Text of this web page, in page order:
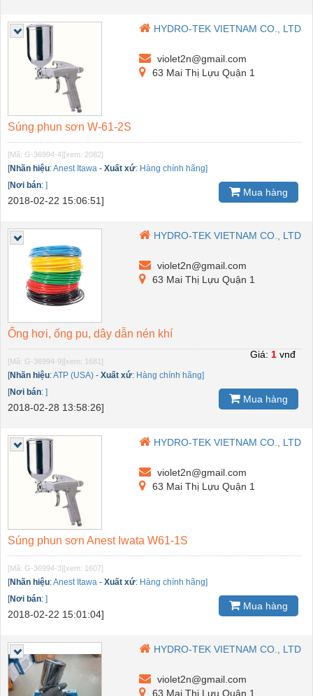
HYDRO-TEK VIETNAM CO., LTD
violet2n@gmail.com
63 Mai Thị Lựu Quận 1
Súng phun sơn W-61-2S
[Mã: G-36994-4][xem: 2082]
[Nhãn hiệu:Anest Itawa - Xuất xứ: Hàng chính hãng]
[Nơi bán: ]
2018-02-22 15:06:51]
Mua hàng
HYDRO-TEK VIETNAM CO., LTD
violet2n@gmail.com
63 Mai Thị Lựu Quận 1
Ống hơi, ống pu, dây dẫn nén khí
[Mã: G-36994-9][xem: 1681]
[Nhãn hiệu:ATP (USA) - Xuất xứ: Hàng chính hãng]
[Nơi bán: ]
2018-02-28 13:58:26]
Giá: 1 vnđ
Mua hàng
HYDRO-TEK VIETNAM CO., LTD
violet2n@gmail.com
63 Mai Thị Lựu Quận 1
Súng phun sơn Anest Iwata W61-1S
[Mã: G-36994-3][xem: 1607]
[Nhãn hiệu:Anest Itawa - Xuất xứ: Hàng chính hãng]
[Nơi bán: ]
2018-02-22 15:01:04]
Mua hàng
HYDRO-TEK VIETNAM CO., LTD
violet2n@gmail.com
63 Mai Thị Lựu Quận 1